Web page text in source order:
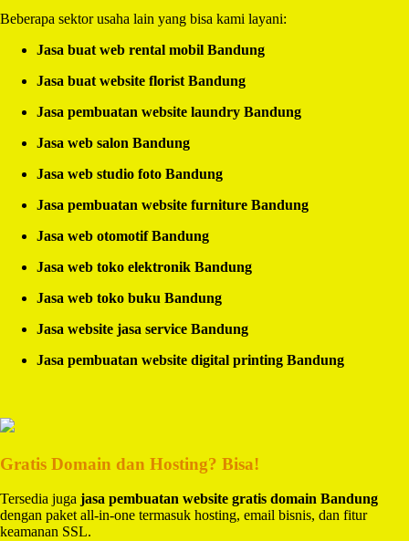
Beberapa sektor usaha lain yang bisa kami layani:
Jasa buat web rental mobil Bandung
Jasa buat website florist Bandung
Jasa pembuatan website laundry Bandung
Jasa web salon Bandung
Jasa web studio foto Bandung
Jasa pembuatan website furniture Bandung
Jasa web otomotif Bandung
Jasa web toko elektronik Bandung
Jasa web toko buku Bandung
Jasa website jasa service Bandung
Jasa pembuatan website digital printing Bandung
Gratis Domain dan Hosting? Bisa!
Tersedia juga jasa pembuatan website gratis domain Bandung
dengan paket all-in-one termasuk hosting, email bisnis, dan fitur
keamanan SSL.